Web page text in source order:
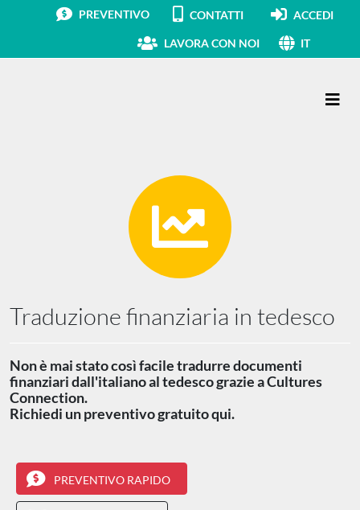
PREVENTIVO CONTATTI ACCEDI
LAVORA CON NOI IT
Traduzione finanziaria in tedesco
Non è mai stato così facile tradurre documenti
finanziari dall'italiano al tedesco grazie a Cultures
Connection.
Richiedi un preventivo gratuito qui.
PREVENTIVO RAPIDO